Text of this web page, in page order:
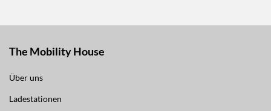
The Mobility House
Über uns
Ladestationen